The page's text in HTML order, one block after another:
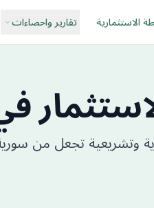
الاستثمارية تقارير واحصاءات
وتشريعية تجعل من سورية